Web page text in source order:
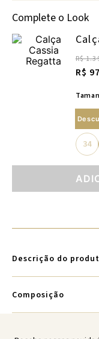
Complete o Look
R$
R$
34
Descrição do
Composição